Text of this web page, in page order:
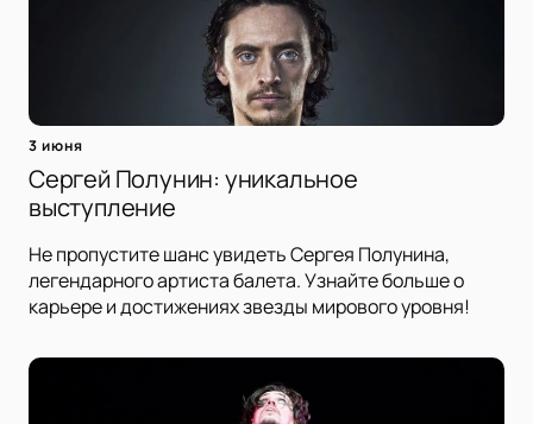
3 июня
Сергей Полунин: уникальное
выступление
Не пропустите шанс увидеть Сергея Полунина,
легендарного артиста балета. Узнайте больше о
карьере и достижениях звезды мирового уровня!